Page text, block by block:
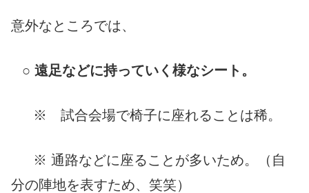
意外なところでは、
○ 遠足などに持っていく様なシート。
※ 試合会場で椅子に座れることは稀。
※ 通路などに座ることが多いため。（自
分の陣地を表すため、笑笑）